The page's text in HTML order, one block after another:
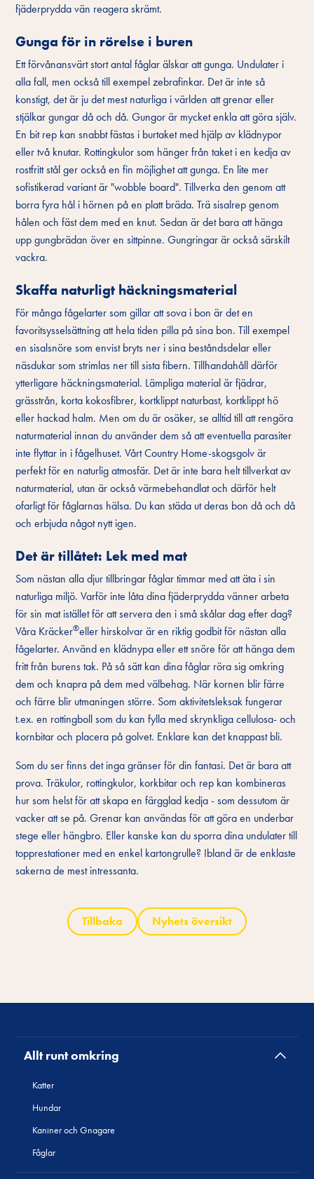
fjäderprydda vän reagera skrämt.
Gunga för in rörelse i buren
Ett förvånansvärt stort antal fåglar älskar att gunga. Undulater i
alla fall, men också till exempel zebrafinkar. Det är inte så
konstigt, det är ju det mest naturliga i världen att grenar eller
stjälkar gungar då och då. Gungor är mycket enkla att göra själv.
En bit rep kan snabbt fästas i burtaket med hjälp av klädnypor
eller två knutar. Rottingkulor som hänger från taket i en kedja av
rostfritt stål ger också en fin möjlighet att gunga. En lite mer
sofistikerad variant är "wobble board". Tillverka den genom att
borra fyra hål i hörnen på en platt bräda. Trä sisalrep genom
hålen och fäst dem med en knut. Sedan är det bara att hänga
upp gungbrädan över en sittpinne. Gungringar är också särskilt
vackra.
Skaffa naturligt häckningsmaterial
För många fågelarter som gillar att sova i bon är det en
favoritsysselsättning att hela tiden pilla på sina bon. Till exempel
en sisalsnöre som envist bryts ner i sina beståndsdelar eller
näsdukar som strimlas ner till sista fibern. Tillhandahåll därför
ytterligare häckningsmaterial. Lämpliga material är fjädrar,
grässtrån, korta kokosfibrer, kortklippt naturbast, kortklippt hö
eller hackad halm. Men om du är osäker, se alltid till att rengöra
naturmaterial innan du använder dem så att eventuella parasiter
inte flyttar in i fågelhuset. Vårt Country Home-skogsgolv är
perfekt för en naturlig atmosfär. Det är inte bara helt tillverkat av
naturmaterial, utan är också värmebehandlat och därför helt
ofarligt för fåglarnas hälsa. Du kan städa ut deras bon då och då
och erbjuda något nytt igen.
Det är tillåtet: Lek med mat
Som nästan alla djur tillbringar fåglar timmar med att äta i sin
naturliga miljö. Varför inte låta dina fjäderprydda vänner arbeta
för sin mat istället för att servera den i små skålar dag efter dag?
Våra Kräcker®eller hirskolvar är en riktig godbit för nästan alla
fågelarter. Använd en klädnypa eller ett snöre för att hänga dem
fritt från burens tak. På så sätt kan dina fåglar röra sig omkring
dem och knapra på dem med välbehag. När kornen blir färre
och färre blir utmaningen större. Som aktivitetsleksak fungerar
t.ex. en rottingboll som du kan fylla med skrynkliga cellulosa- och
kornbitar och placera på golvet. Enklare kan det knappast bli.
Som du ser finns det inga gränser för din fantasi. Det är bara att
prova. Träkulor, rottingkulor, korkbitar och rep kan kombineras
hur som helst för att skapa en färgglad kedja - som dessutom är
vacker att se på. Grenar kan användas för att göra en underbar
stege eller hängbro. Eller kanske kan du sporra dina undulater till
topprestationer med en enkel kartongrulle? Ibland är de enklaste
sakerna de mest intressanta.
Tillbaka Nyhets översikt
Allt runt omkring
Katter
Hundar
Kaniner och Gnagare
Fåglar